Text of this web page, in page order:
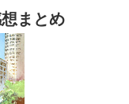
まとめ